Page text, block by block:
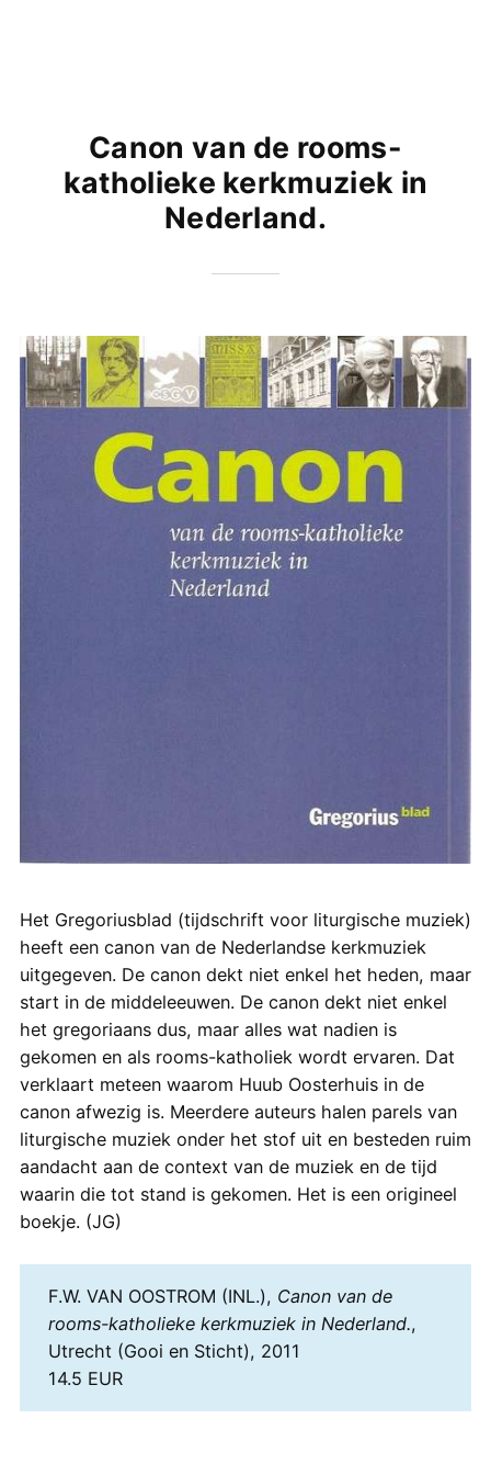
Canon van de rooms-
katholieke kerkmuziek in
Nederland.
Het Gregoriusblad (tijdschrift voor liturgische muziek)
heeft een canon van de Nederlandse kerkmuziek
uitgegeven. De canon dekt niet enkel het heden, maar
start in de middeleeuwen. De canon dekt niet enkel
het gregoriaans dus, maar alles wat nadien is
gekomen en als rooms-katholiek wordt ervaren. Dat
verklaart meteen waarom Huub Oosterhuis in de
canon afwezig is. Meerdere auteurs halen parels van
liturgische muziek onder het stof uit en besteden ruim
aandacht aan de context van de muziek en de tijd
waarin die tot stand is gekomen. Het is een origineel
boekje. (JG)
F.W. VAN OOSTROM (INL.), Canon van de
rooms-katholieke kerkmuziek in Nederland.,
Utrecht (Gooi en Sticht), 2011
14.5 EUR